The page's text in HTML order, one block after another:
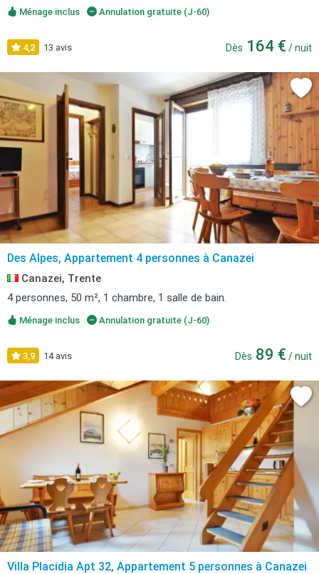
Ménage inclus Annulation gratuite (J-60)
4,2 13 avis Dès 164 € / nuit
Des Alpes, Appartement 4 personnes à Canazei
Canazei, Trente
4 personnes, 50 m², 1 chambre, 1 salle de bain.
Ménage inclus Annulation gratuite (J-60)
3,9 14 avis Dès 89 € / nuit
Villa Placidia Apt 32, Appartement 5 personnes à Canazei